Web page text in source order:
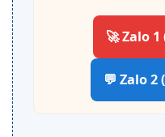
🚀 Zalo
💬 Zalo